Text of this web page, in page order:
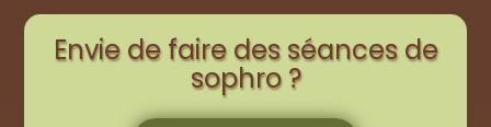
Envie de faire des séances de
sophro ?